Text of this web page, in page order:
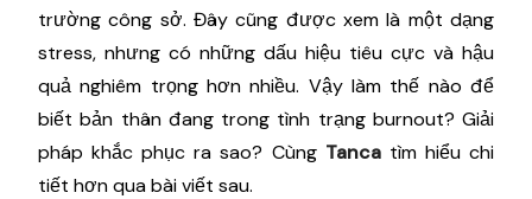
trường công sở. Đây cũng được xem là một dạng
stress, nhưng có những dấu hiệu tiêu cực và hậu
quả nghiêm trọng hơn nhiều. Vậy làm thế nào để
biết bản thân đang trong tình trạng burnout? Giải
pháp khắc phục ra sao? Cùng Tancatìm hiểu chi
tiết hơn qua bài viết sau.